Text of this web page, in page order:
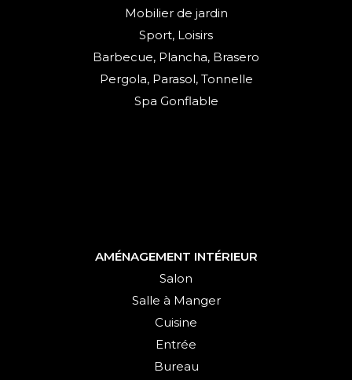
Mobilier de jardin
Sport, Loisirs
Barbecue, Plancha, Brasero
Pergola, Parasol, Tonnelle
Spa Gonflable
AMÉNAGEMENT INTÉRIEUR
Salon
Salle à Manger
Cuisine
Entrée
Bureau